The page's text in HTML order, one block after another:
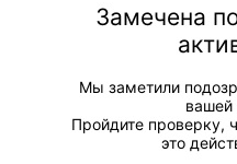
Замечена
Мы заметили
вашей
Пройдите проверку,
это